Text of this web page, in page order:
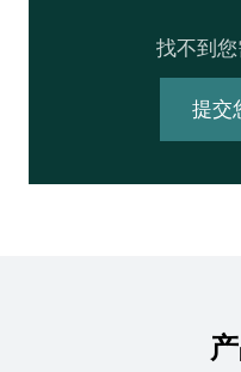
找不到
提交